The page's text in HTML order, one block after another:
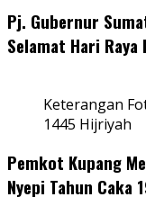
Pj. Gubernur
Selamat Hari
Keterangan
1445 Hijriyah
Pemkot Kupang
Nyepi Tahun Caka